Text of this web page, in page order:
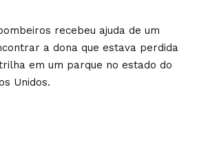
recebeu ajuda de um
a dona que estava perdida
em um parque no estado do
Unidos.